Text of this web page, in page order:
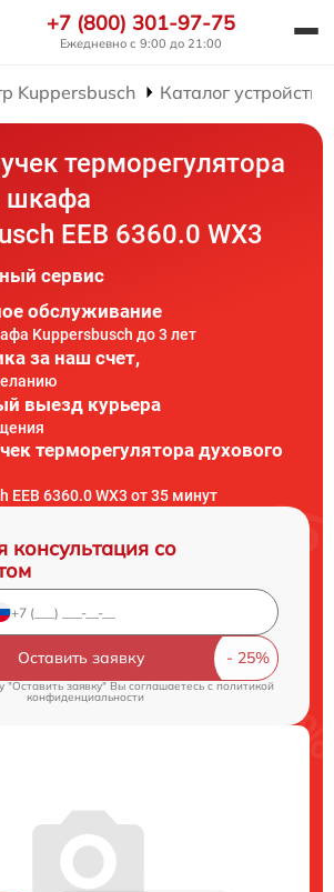
+7 (800) 301-97-75
Ежедневно с 9:00 до 21:00
Kuppersbusch Каталог устройств
терморегулятора
шкафа
EEB 6360.0 WX3
сервис
обслуживание
Kuppersbusch до 3 лет
за наш счет,
выезд курьера
терморегулятора духового
EEB 6360.0 WX3 от 35 минут
консультация со
Оставить заявку
"Оставить заявку" Вы соглашаетесь c политикой
конфиденциальности